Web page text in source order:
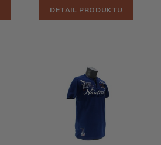
DETAIL PRODUKTU